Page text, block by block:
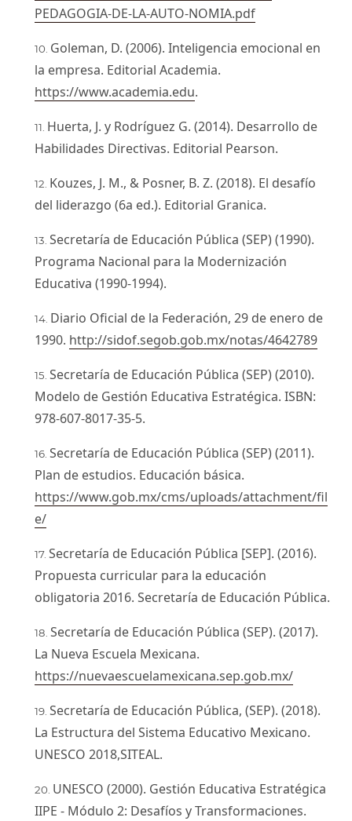
PEDAGOGIA-DE-LA-AUTO-NOMIA.pdf
Goleman, D. (2006). Inteligencia emocional en
la empresa. Editorial Academia.
https://www.academia.edu.
Huerta, J. y Rodríguez G. (2014). Desarrollo de
Habilidades Directivas. Editorial Pearson.
Kouzes, J. M., & Posner, B. Z. (2018). El desafío
del liderazgo (6a ed.). Editorial Granica.
Secretaría de Educación Pública (SEP) (1990).
Programa Nacional para la Modernización
Educativa (1990-1994).
Diario Oficial de la Federación, 29 de enero de
1990. http://sidof.segob.gob.mx/notas/4642789
Secretaría de Educación Pública (SEP) (2010).
Modelo de Gestión Educativa Estratégica. ISBN:
978-607-8017-35-5.
Secretaría de Educación Pública (SEP) (2011).
Plan de estudios. Educación básica.
https://www.gob.mx/cms/uploads/attachment/fil
e/
Secretaría de Educación Pública [SEP]. (2016).
Propuesta curricular para la educación
obligatoria 2016. Secretaría de Educación Pública.
Secretaría de Educación Pública (SEP). (2017).
La Nueva Escuela Mexicana.
https://nuevaescuelamexicana.sep.gob.mx/
Secretaría de Educación Pública, (SEP). (2018).
La Estructura del Sistema Educativo Mexicano.
UNESCO 2018,SITEAL.
UNESCO (2000). Gestión Educativa Estratégica
IIPE - Módulo 2: Desafíos y Transformaciones.